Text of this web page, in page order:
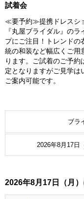
試着会
≪要予約≫提携ドレスシ
『丸屋ブライダル』のラ
プにご注目！トレンドの
統の和装など幅広くご用
ります。ご試着のご予約
定となりますがご見学は
ご案内可能です。
ブラ
2026年8月17日
2026年8月17日（月